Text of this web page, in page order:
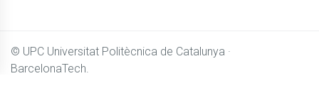
© UPC Universitat Politècnica de Catalunya ·
BarcelonaTech.